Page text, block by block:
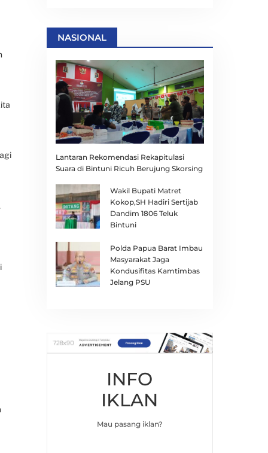
NASIONAL
Lantaran Rekomendasi Rekapitulasi
Suara di Bintuni Ricuh Berujung Skorsing
Wakil Bupati Matret
Kokop,SH Hadiri Sertijab
Dandim 1806 Teluk
Bintuni
Polda Papua Barat Imbau
Masyarakat Jaga
Kondusifitas Kamtimbas
Jelang PSU
INFO
IKLAN
Mau pasang iklan?